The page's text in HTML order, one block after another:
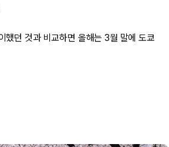
던 것과 비교하면 올해는 3월 말에 도쿄